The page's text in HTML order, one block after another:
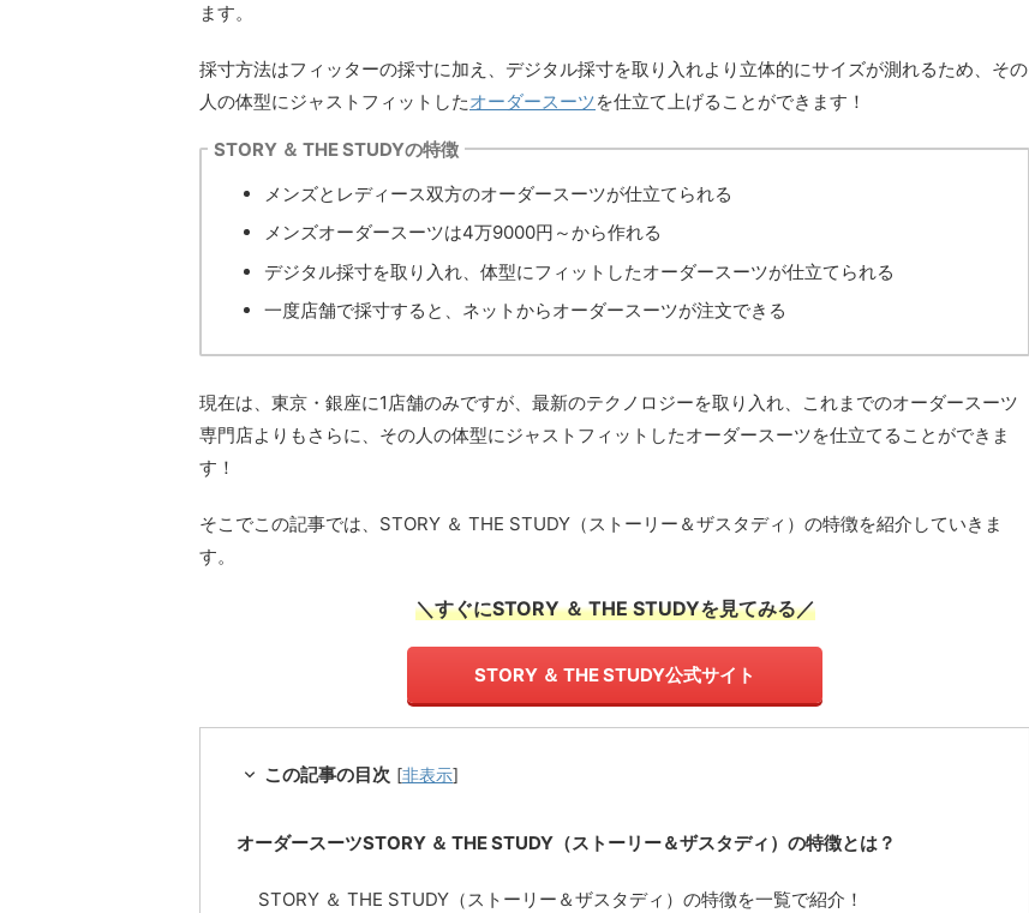
ます。
採寸方法はフィッターの採寸に加え、デジタル採寸を取り入れより立体的にサイズが測れるため、その
人の体型にジャストフィットしたオーダースーツを仕立て上げることができます！
STORY ＆ THE STUDYの特徴
メンズとレディース双方のオーダースーツが仕立てられる
メンズオーダースーツは4万9000円～から作れる
デジタル採寸を取り入れ、体型にフィットしたオーダースーツが仕立てられる
一度店舗で採寸すると、ネットからオーダースーツが注文できる
現在は、東京・銀座に1店舗のみですが、最新のテクノロジーを取り入れ、これまでのオーダースーツ
専門店よりもさらに、その人の体型にジャストフィットしたオーダースーツを仕立てることができま
す！
そこでこの記事では、STORY ＆ THE STUDY（ストーリー＆ザスタディ）の特徴を紹介していきま
す。
＼すぐにSTORY ＆ THE STUDYを見てみる／
STORY ＆ THE STUDY公式サイト
この記事の目次 [非表示]
オーダースーツSTORY ＆ THE STUDY（ストーリー＆ザスタディ）の特徴とは？
STORY ＆ THE STUDY（ストーリー＆ザスタディ）の特徴を一覧で紹介！